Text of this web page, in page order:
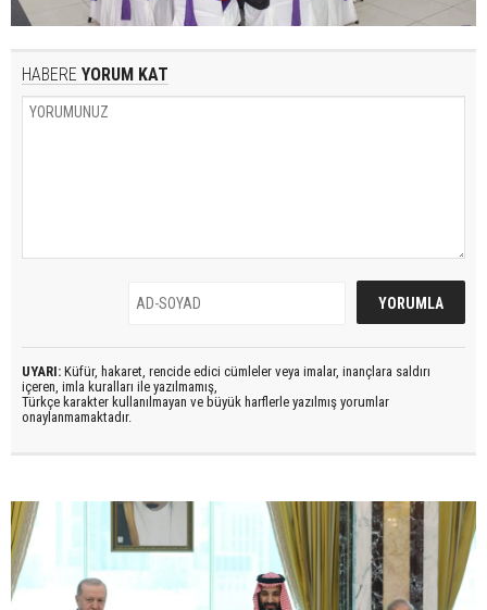
HABERE YORUM KAT
UYARI: Küfür, hakaret, rencide edici cümleler veya imalar, inançlara saldırı
içeren, imla kuralları ile yazılmamış,
Türkçe karakter kullanılmayan ve büyük harflerle yazılmış yorumlar
onaylanmamaktadır.